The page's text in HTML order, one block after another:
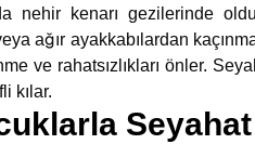
nehir kenarı gezilerinde
ağır ayakkabılardan
ve rahatsızlıkları önler.
kılar.